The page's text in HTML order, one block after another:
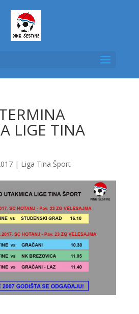
LIGE TINA
| Liga Tina Šport